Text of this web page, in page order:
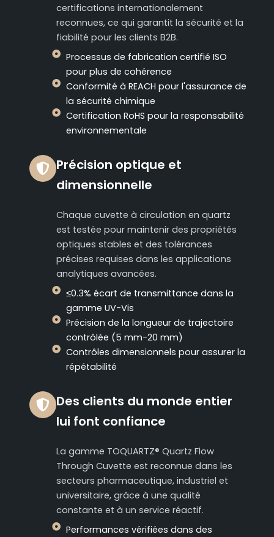
certifications internationalement
reconnues, ce qui garantit la sécurité et la
fiabilité pour les clients B2B.
Processus de fabrication certifié ISO
pour plus de cohérence
Conformité à REACH pour l'assurance de
la sécurité chimique
Certification RoHS pour la responsabilité
environnementale
Précision optique et
dimensionnelle
Chaque cuvette à circulation en quartz
est testée pour maintenir des propriétés
optiques stables et des tolérances
précises requises dans les applications
analytiques avancées.
≤0.3% écart de transmittance dans la
gamme UV-Vis
Précision de la longueur de trajectoire
contrôlée (5 mm-20 mm)
Contrôles dimensionnels pour assurer la
répétabilité
Des clients du monde entier
lui font confiance
La gamme TOQUARTZ® Quartz Flow
Through Cuvette est reconnue dans les
secteurs pharmaceutique, industriel et
universitaire, grâce à une qualité
constante et à un service réactif.
Performances vérifiées dans des